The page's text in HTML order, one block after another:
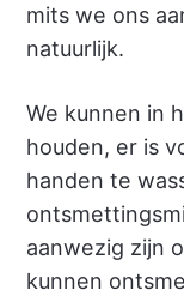
mits we ons
natuurlijk.
We kunnen in
houden, er is
handen te
aanwezig zijn
kunnen